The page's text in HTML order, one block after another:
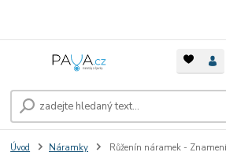
Úvod Náramky Růženín náramek -